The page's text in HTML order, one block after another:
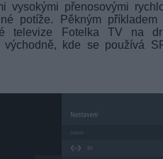
vysokými přenosovými
potíže. Pěkným příkladem
televize Fotelka TV na
východně, kde se používá